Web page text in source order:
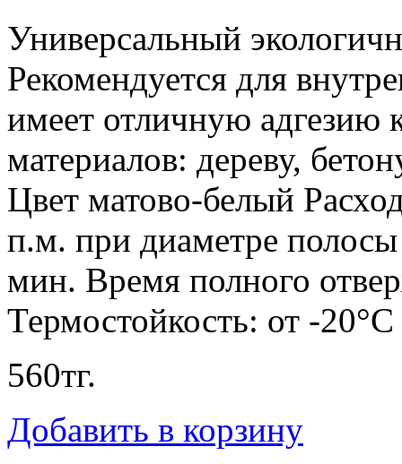
Универсальный
Рекомендуется для
имеет отличную адгезию
материалов: дереву,
Цвет матово-белый
п.м. при диаметре
мин. Время полного
Термостойкость: от -
560тг.
Добавить в корзину